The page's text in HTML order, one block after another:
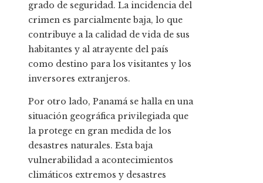
grado de seguridad. La incidencia del
crimen es parcialmente baja, lo que
contribuye a la calidad de vida de sus
habitantes y al atrayente del país
como destino para los visitantes y los
inversores extranjeros.
Por otro lado, Panamá se halla en una
situación geográfica privilegiada que
la protege en gran medida de los
desastres naturales. Esta baja
vulnerabilidad a acontecimientos
climáticos extremos y desastres